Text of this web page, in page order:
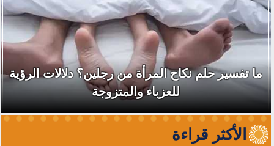
ما تفسير حلم نكاح المرأة من رجلين؟ دلالات الرؤية
للعزباء والمتزوجة
الأكثر قراءة